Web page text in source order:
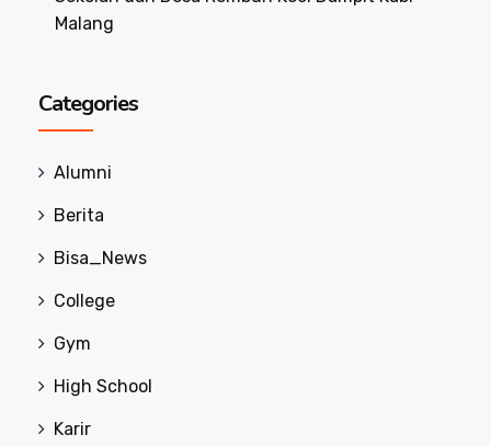
Malang
Categories
Alumni
Berita
Bisa_News
College
Gym
High School
Karir